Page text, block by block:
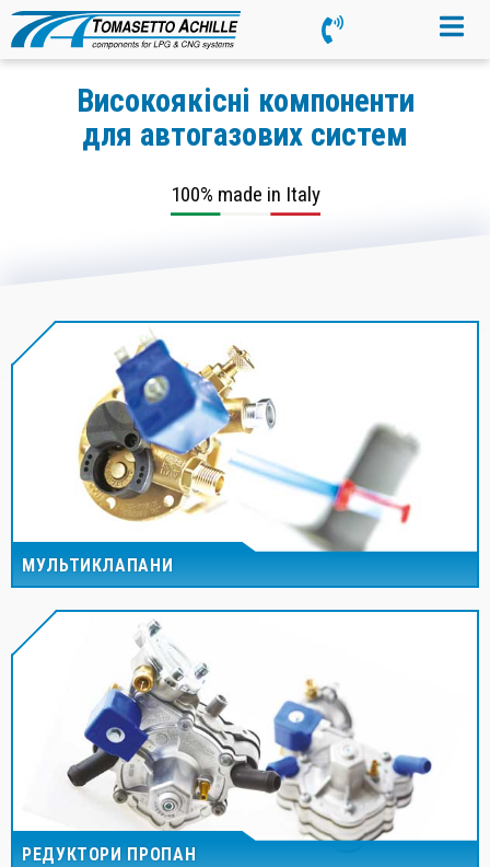
Високоякісні компоненти
для автогазових систем
100% made in Italy
МУЛЬТИКЛАПАНИ
РЕДУКТОРИ ПРОПАН